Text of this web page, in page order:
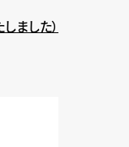
ました）